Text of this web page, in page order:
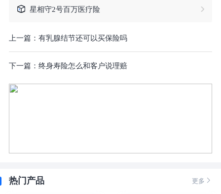
星相守2号百万医疗险
上一篇： 有乳腺结节还可以买保险吗
下一篇： 终身寿险怎么和客户说理赔
热门产品 更多 